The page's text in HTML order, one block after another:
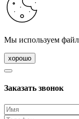
Мы используем
хорошо
Заказать звонок